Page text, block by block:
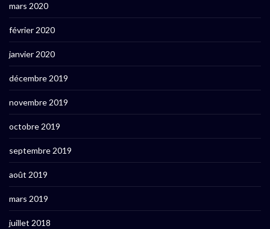
mars 2020
février 2020
janvier 2020
décembre 2019
novembre 2019
octobre 2019
septembre 2019
août 2019
mars 2019
juillet 2018